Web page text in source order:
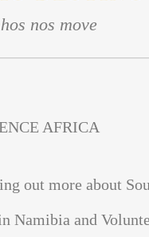
nos move
AFRICA
out more about
Namibia and